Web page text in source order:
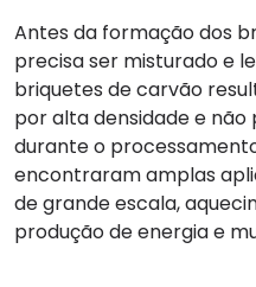
Antes da formação dos
precisa ser misturado e
briquetes de carvão
por alta densidade e
durante o
encontraram amplas
de grande escala,
produção de energia e